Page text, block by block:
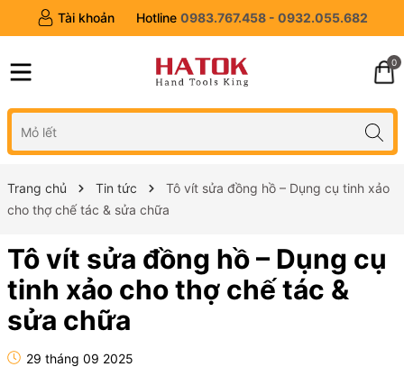
Tài khoản Hotline 0983.767.458 - 0932.055.682
0
Trang chủ Tin tức
Tô vít sửa đồng hồ – Dụng cụ tinh xảo
cho thợ chế tác & sửa chữa
Tô vít sửa đồng hồ – Dụng cụ
tinh xảo cho thợ chế tác &
sửa chữa
29 tháng 09 2025